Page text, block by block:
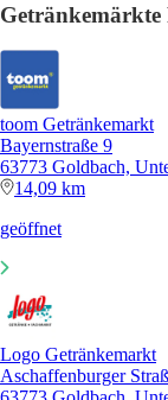
toom Getränkemarkt
Bayernstraße 9
63773 Goldbach,
14,09 km
geöffnet
Logo Getränkemarkt
Aschaffenburger